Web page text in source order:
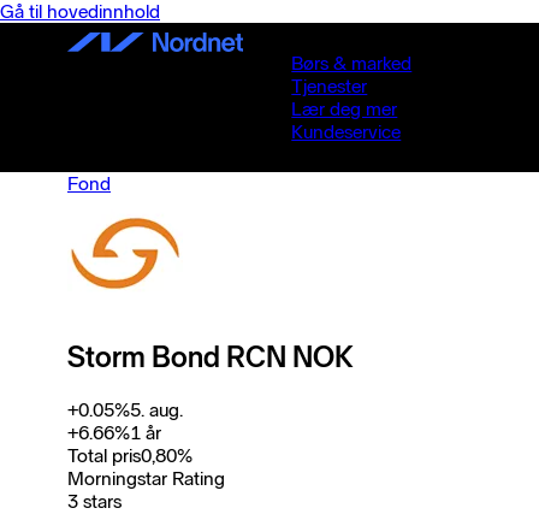
Gå til hovedinnhold
Børs & marked
Tjenester
Lær deg mer
Kundeservice
Fond
Storm Bond RCN NOK
+0.05%5. aug.
+6.66%1 år
Total pris0,80%
Morningstar Rating
3 stars